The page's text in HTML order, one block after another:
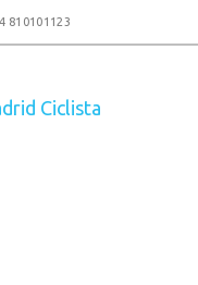
810101123